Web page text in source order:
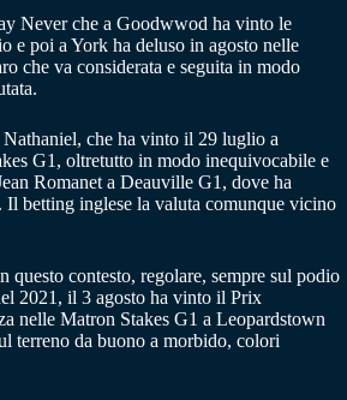
Never che a Goodwwod ha vinto le
e poi a York ha deluso in agosto nelle
che va considerata e seguita in modo
Nathaniel, che ha vinto il 29 luglio a
G1, oltretutto in modo inequivocabile e
Romanet a Deauville G1, dove ha
Il betting inglese la valuta comunque vicino
questo contesto, regolare, sempre sul podio
2021, il 3 agosto ha vinto il Prix
nelle Matron Stakes G1 a Leopardstown
terreno da buono a morbido, colori